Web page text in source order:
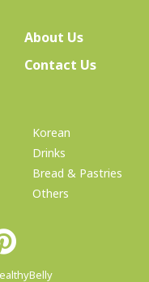
About Us(current)
Contact Us
Korean
Drinks
Bread & Pastries
Others